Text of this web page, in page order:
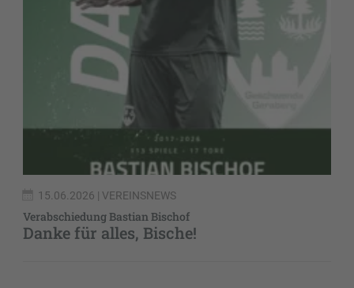
15.06.2026 | VEREINSNEWS
Verabschiedung Bastian Bischof
Danke für alles, Bische!